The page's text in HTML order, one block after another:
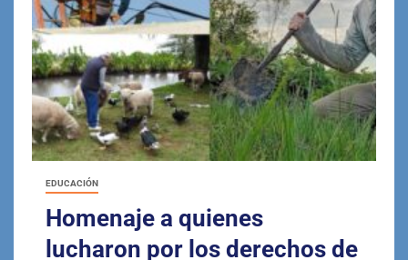
EDUCACIÓN
Homenaje a quienes
lucharon por los derechos de